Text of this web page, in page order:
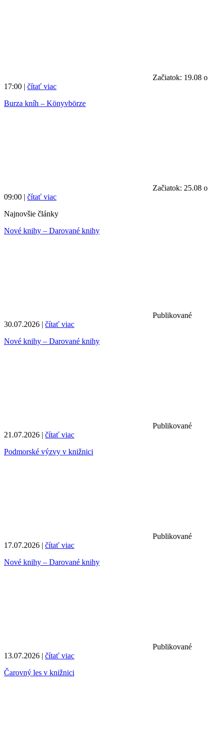
Začiatok: 19.08 o
17:00 | čítať viac
Burza kníh – Könyvbörze
Začiatok: 25.08 o
09:00 | čítať viac
Najnovšie články
Nové knihy – Darované knihy
Publikované
30.07.2026 | čítať viac
Nové knihy – Darované knihy
Publikované
21.07.2026 | čítať viac
Podmorské výzvy v knižnici
Publikované
17.07.2026 | čítať viac
Nové knihy – Darované knihy
Publikované
13.07.2026 | čítať viac
Čarovný les v knižnici